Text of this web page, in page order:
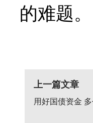
的难题。
上一篇文章
用好国债资金